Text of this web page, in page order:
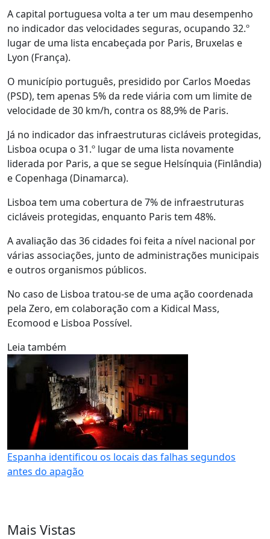
A capital portuguesa volta a ter um mau desempenho
no indicador das velocidades seguras, ocupando 32.º
lugar de uma lista encabeçada por Paris, Bruxelas e
Lyon (França).
O município português, presidido por Carlos Moedas
(PSD), tem apenas 5% da rede viária com um limite de
velocidade de 30 km/h, contra os 88,9% de Paris.
Já no indicador das infraestruturas cicláveis protegidas,
Lisboa ocupa o 31.º lugar de uma lista novamente
liderada por Paris, a que se segue Helsínquia (Finlândia)
e Copenhaga (Dinamarca).
Lisboa tem uma cobertura de 7% de infraestruturas
cicláveis protegidas, enquanto Paris tem 48%.
A avaliação das 36 cidades foi feita a nível nacional por
várias associações, junto de administrações municipais
e outros organismos públicos.
No caso de Lisboa tratou-se de uma ação coordenada
pela Zero, em colaboração com a Kidical Mass,
Ecomood e Lisboa Possível.
Leia também
Espanha identificou os locais das falhas segundos
antes do apagão
Mais Vistas